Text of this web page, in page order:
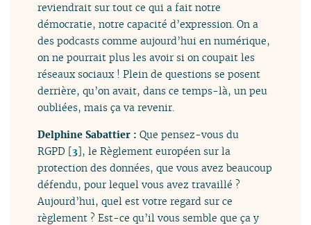
reviendrait sur tout ce qui a fait notre
démocratie, notre capacité d’expression. On a
des podcasts comme aujourd’hui en numérique,
on ne pourrait plus les avoir si on coupait les
réseaux sociaux ! Plein de questions se posent
derrière, qu’on avait, dans ce temps-là, un peu
oubliées, mais ça va revenir.
Delphine Sabattier :Que pensez-vous du
RGPD [3], le Règlement européen sur la
protection des données, que vous avez beaucoup
défendu, pour lequel vous avez travaillé ?
Aujourd’hui, quel est votre regard sur ce
règlement ? Est-ce qu’il vous semble que ça y